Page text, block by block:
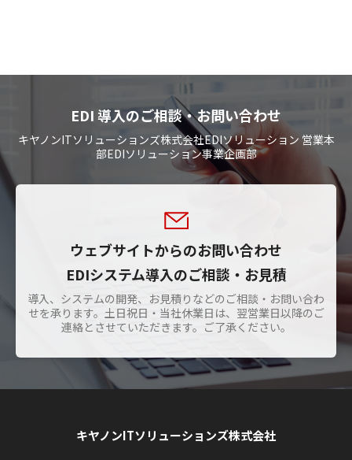
EDI 導入のご相談・お問い合わせ
キヤノンITソリューションズ株式会社EDIソリューション 営業本
部EDIソリューション事業企画部
ウェブサイトからのお問い合わせ
EDIシステム導入のご相談・お見積
導入、システムの開発、お見積りなどのご相談・お問い合わ
せを承ります。土日祝日・当社休業日は、翌営業日以降のご
連絡とさせていただきます。ご了承ください。
キヤノンITソリューションズ株式会社